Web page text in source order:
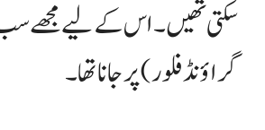
سکتی تھیں۔ اس کے لیے مجھے
گراؤنڈ فلور) پر جانا تھا۔